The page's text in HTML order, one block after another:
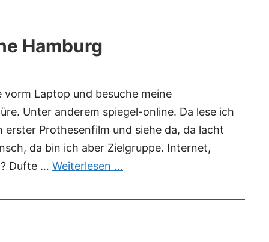
Hamburg
Laptop und besuche meine
Unter anderem spiegel-online. Da lese ich
Prothesenfilm und siehe da, da lacht
da bin ich aber Zielgruppe. Internet,
Dufte … Weiterlesen …